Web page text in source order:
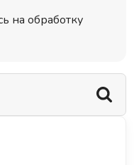
на обработку